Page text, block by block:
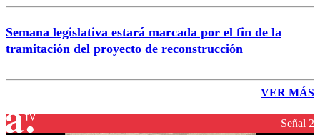
Semana legislativa estará marcada por el fin de la
tramitación del proyecto de reconstrucción
VER MÁS
Señal 2